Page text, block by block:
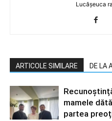
Lucășeuca
ARTICOLE SIMILARE DE LA
mamele
partea